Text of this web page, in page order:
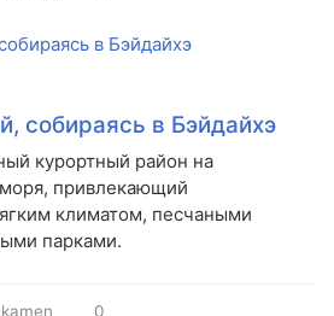
собираясь в Бэйдайхэ
курортный район на
привлекающий
климатом, песчаными
парками.
kamen 0